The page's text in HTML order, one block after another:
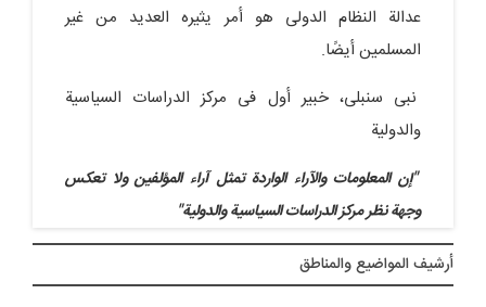
عدالة النظام الدولی هو أمر یثیره العدید من غیر
المسلمین أیضًا.
نبی سنبلی، خبیر أول فی مرکز الدراسات السیاسیة
والدولیة
"إن المعلومات والآراء الواردة تمثل آراء المؤلفین ولا تعکس
وجهة نظر مرکز الدراسات السیاسیة والدولیة"
أرشيف المواضیع والمناطق